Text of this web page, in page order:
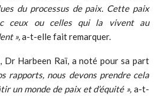
du processus de paix. Cette paix
ceux ou celles qui la vivent au
»,a-t-elle fait remarquer.
Dr Harbeen Raï, a noté pour sa part
rapports, nous devons prendre cela
un monde de paix et d’équité », a-t-